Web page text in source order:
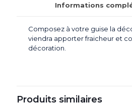
Informations
Composez à votre guise la
viendra apporter fraicheur et
décoration.
Produits similaires